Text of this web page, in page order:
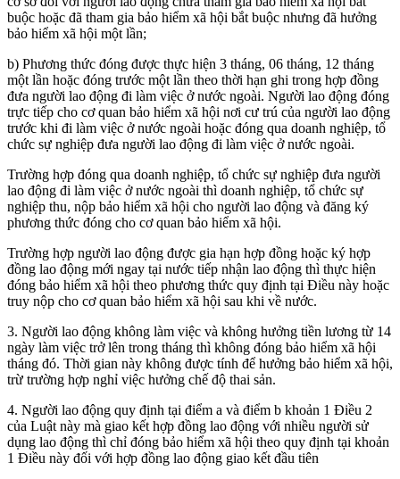
buộc hoặc đã tham gia bảo hiểm xã hội bắt buộc nhưng đã hưởng
bảo hiểm xã hội một lần;
b) Phương thức đóng được thực hiện 3 tháng, 06 tháng, 12 tháng
một lần hoặc đóng trước một lần theo thời hạn ghi trong hợp đồng
đưa người lao động đi làm việc ở nước ngoài. Người lao động đóng
trực tiếp cho cơ quan bảo hiểm xã hội nơi cư trú của người lao động
trước khi đi làm việc ở nước ngoài hoặc đóng qua doanh nghiệp, tổ
chức sự nghiệp đưa người lao động đi làm việc ở nước ngoài.
Trường hợp đóng qua doanh nghiệp, tổ chức sự nghiệp đưa người
lao động đi làm việc ở nước ngoài thì doanh nghiệp, tổ chức sự
nghiệp thu, nộp bảo hiểm xã hội cho người lao động và đăng ký
phương thức đóng cho cơ quan bảo hiểm xã hội.
Trường hợp người lao động được gia hạn hợp đồng hoặc ký hợp
đồng lao động mới ngay tại nước tiếp nhận lao động thì thực hiện
đóng bảo hiểm xã hội theo phương thức quy định tại Điều này hoặc
truy nộp cho cơ quan bảo hiểm xã hội sau khi về nước.
3. Người lao động không làm việc và không hưởng tiền lương từ 14
ngày làm việc trở lên trong tháng thì không đóng bảo hiểm xã hội
tháng đó. Thời gian này không được tính để hưởng bảo hiểm xã hội,
trừ trường hợp nghỉ việc hưởng chế độ thai sản.
4. Người lao động quy định tại điểm a và điểm b khoản 1 Điều 2
của Luật này mà giao kết hợp đồng lao động với nhiều người sử
dụng lao động thì chỉ đóng bảo hiểm xã hội theo quy định tại khoản
1 Điều này đối với hợp đồng lao động giao kết đầu tiên